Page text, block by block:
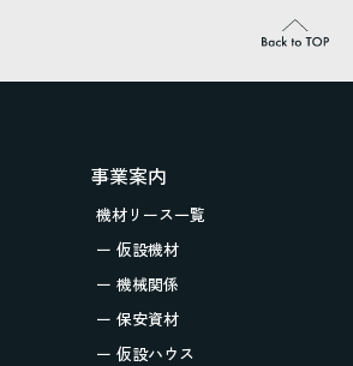
事業案内
機材リース一覧
ー 仮設機材
ー 機械関係
ー 保安資材
ー 仮設ハウス